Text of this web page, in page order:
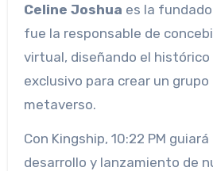
Celine Joshua es la
fue la responsable de
virtual, diseñando el histórico
exclusivo para crear un
metaverso.
Con Kingship, 10:22 PM
desarrollo y lanzamiento de